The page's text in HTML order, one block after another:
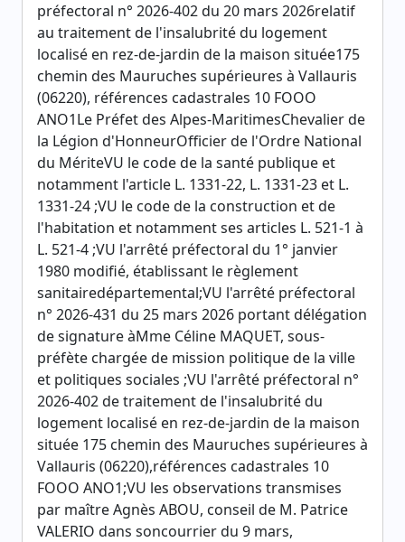
préfectoral n° 2026-402 du 20 mars 2026relatif
au traitement de l'insalubrité du logement
localisé en rez-de-jardin de la maison située175
chemin des Mauruches supérieures à Vallauris
(06220), références cadastrales 10 FOOO
ANO1Le Préfet des Alpes-MaritimesChevalier de
la Légion d'HonneurOfficier de l'Ordre National
du MériteVU le code de la santé publique et
notamment l'article L. 1331-22, L. 1331-23 et L.
1331-24 ;VU le code de la construction et de
l'habitation et notamment ses articles L. 521-1 à
L. 521-4 ;VU l'arrêté préfectoral du 1° janvier
1980 modifié, établissant le règlement
sanitairedépartemental;VU l'arrêté préfectoral
n° 2026-431 du 25 mars 2026 portant délégation
de signature àMme Céline MAQUET, sous-
préfète chargée de mission politique de la ville
et politiques sociales ;VU l'arrêté préfectoral n°
2026-402 de traitement de l'insalubrité du
logement localisé en rez-de-jardin de la maison
située 175 chemin des Mauruches supérieures à
Vallauris (06220),références cadastrales 10
FOOO ANO1;VU les observations transmises
par maître Agnès ABOU, conseil de M. Patrice
VALERIO dans soncourrier du 9 mars,